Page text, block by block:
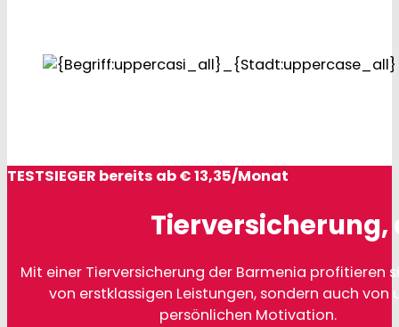
TESTSIEGER bereits ab € 13,35/Monat
Tierversicherung,
Mit einer Tierversicherung der Barmenia profitieren
von erstklassigen Leistungen, sondern auch von
persönlichen Motivation.